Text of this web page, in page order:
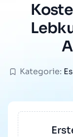
Kategorie: